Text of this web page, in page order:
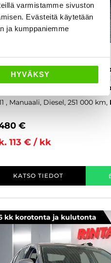
varmistamme sivuston
Evästeitä käytetään
ja kumppaniemme
HYVÄKSY
Octavia
TDI 140 Elegance - 6 kk
- Suomi-auto,
26, Lohkolämmitin &
, Manuaali, Diesel, 251 000 km
€
113 € / kk
KATSO TIEDOT
kk korotonta ja kulutonta